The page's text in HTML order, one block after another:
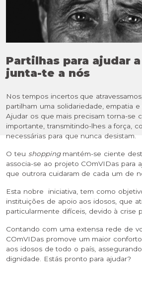
Partilhas para ajudar a
junta-te a nós
Nos tempos incertos que
partilham uma solidariedade, empatia e
Ajudar os que mais precisam torna-se
importante, transmitindo-lhes a força,
necessárias para que nunca desistam.
O teu shoppingmantém-se ciente
associa-se ao projeto COmVIDas para
que outrora cuidaram de cada um de
Esta nobre iniciativa, tem como
instituições de apoio aos idosos, que
particularmente difíceis, devido à crise
Contando com uma extensa rede de
COmVIDas promove um maior
aos idosos de todo o país,
dignidade. Estás pronto para ajudar?